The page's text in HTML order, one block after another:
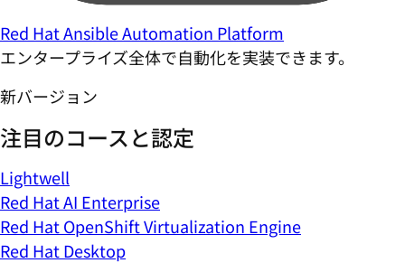
Red Hat Ansible Automation Platform
エンタープライズ全体で自動化を実装できます。
新バージョン
注目のコースと認定
Lightwell
Red Hat AI Enterprise
Red Hat OpenShift Virtualization Engine
Red Hat Desktop